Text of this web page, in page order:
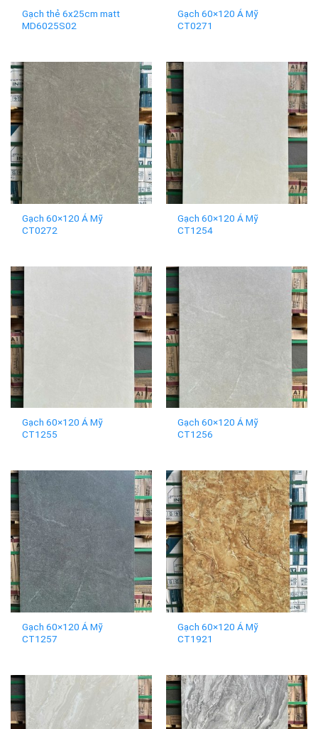
Gạch thẻ 6x25cm matt
MD6025S02
Gạch 60×120 Á Mỹ
CT0271
Gạch 60×120 Á Mỹ
CT0272
Gạch 60×120 Á Mỹ
CT1254
Gạch 60×120 Á Mỹ
CT1255
Gạch 60×120 Á Mỹ
CT1256
Gạch 60×120 Á Mỹ
CT1257
Gạch 60×120 Á Mỹ
CT1921